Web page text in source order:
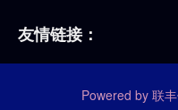
友情链接：
Powered by 联